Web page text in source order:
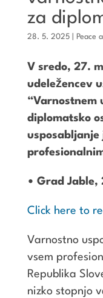
za
28. 5. 2025| Peace
V sredo, 27.
udeležencev
“Varnostnem
diplomatsko
usposabljanje
• Grad Jable,
Click here to
Varnostno
vsem
Republika
nizko stopnjo